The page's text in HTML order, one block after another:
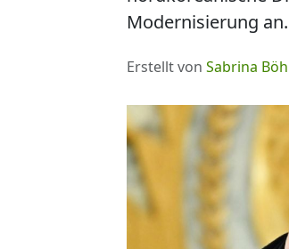
Modernisierung an.
Erstellt von Sabrina